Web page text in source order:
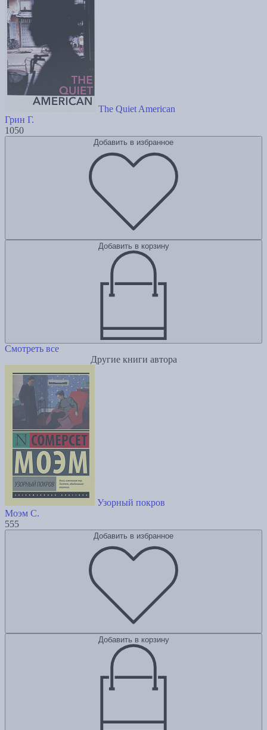
The Quiet American
Грин Г.
1050
Добавить в избранное
Добавить в корзину
Смотреть все
Другие книги автора
Узорный покров
Моэм С.
555
Добавить в избранное
Добавить в корзину